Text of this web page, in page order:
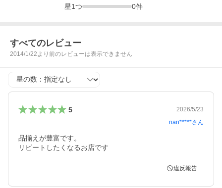
星1つ 0件
すべてのレビュー
2014/1/22より前のレビューは表示できません
星の数
5
2026/5/23
nan*****さん
品揃えが豊富です。
リピートしたくなるお店です
違反報告